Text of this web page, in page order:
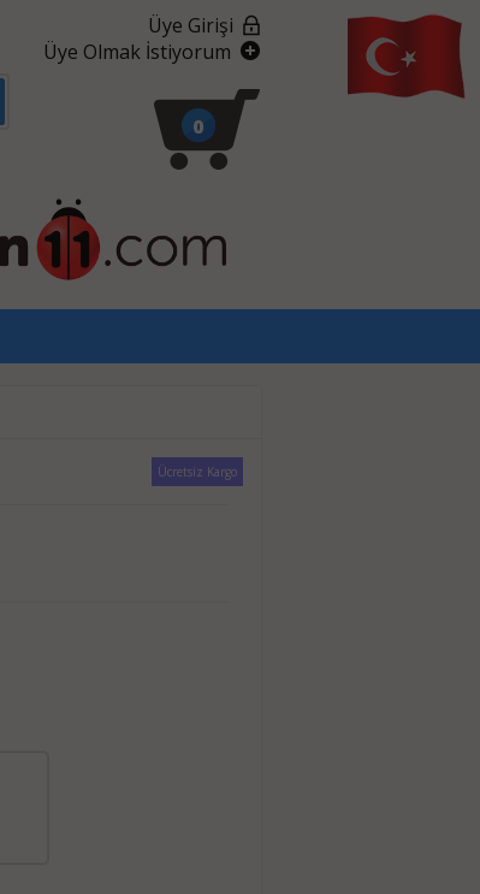
Üye Girişi
Üye Olmak İstiyorum
0
Ücretsiz Kargo